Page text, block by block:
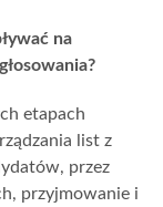
na
etapach
list z
przez
przyjmowanie i